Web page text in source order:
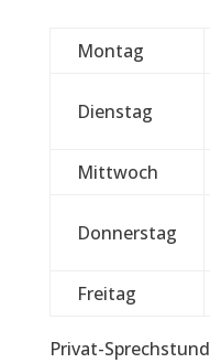
Montag
Dienstag
Mittwoch
Donnerstag
Freitag
Privat-